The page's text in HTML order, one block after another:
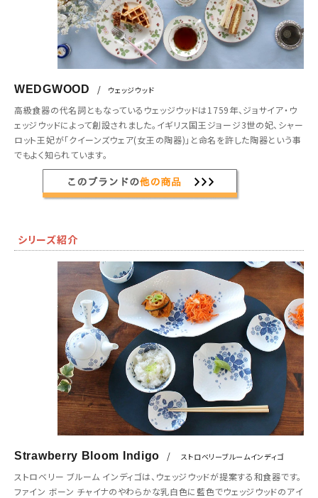
WEDGWOOD / ウェッジウッド
高級食器の代名詞ともなっているウェッジウッドは1759年、ジョサイア・ウ
ェッジウッドによって創設されました。イギリス国王ジョージ3世の妃、シャー
ロット王妃が「クイーンズウェア(女王の陶器)」と命名を許した陶器という事
でもよく知られています。
シリーズ紹介
Strawberry Bloom Indigo / ストロベリーブルームインディゴ
ストロベリー ブルーム インディゴは、ウェッジウッドが提案する和食器です。
ファイン ボーン チャイナのやわらかな乳白色に藍色でウェッジウッドのアイ